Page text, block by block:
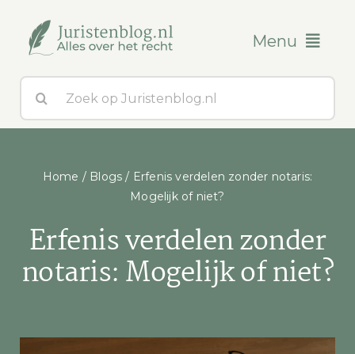
inhoud
Menu
Blogs
naar:
Home / Blogs / Erfenis verdelen zonder notaris:
Mogelijk of niet?
Erfenis verdelen zonder
notaris: Mogelijk of niet?